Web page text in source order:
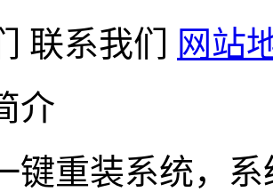
联系我们
网站
介
键重装系统，